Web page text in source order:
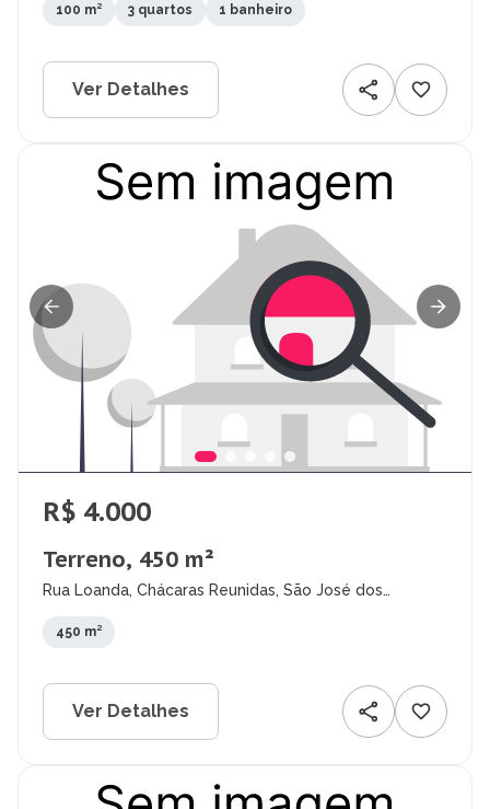
100 m² 3 quartos 1 banheiro
Ver Detalhes
R$ 4.000
Terreno, 450 m²
Rua Loanda, Chácaras Reunidas, São José dos
450 m²
Ver Detalhes